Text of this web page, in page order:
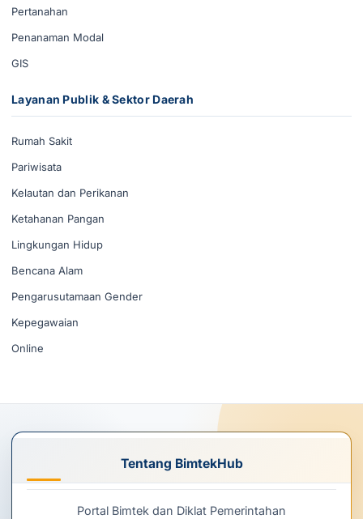
Pertanahan
Penanaman Modal
GIS
Layanan Publik & Sektor Daerah
Rumah Sakit
Pariwisata
Kelautan dan Perikanan
Ketahanan Pangan
Lingkungan Hidup
Bencana Alam
Pengarusutamaan Gender
Kepegawaian
Online
Tentang BimtekHub
Portal Bimtek dan Diklat Pemerintahan